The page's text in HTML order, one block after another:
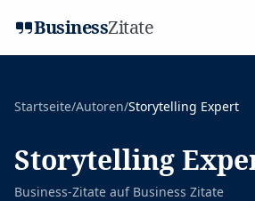
BusinessZitate
Startseite/Autoren/Storytelling Expert
Storytelling
Business-Zitate auf Business Zitate